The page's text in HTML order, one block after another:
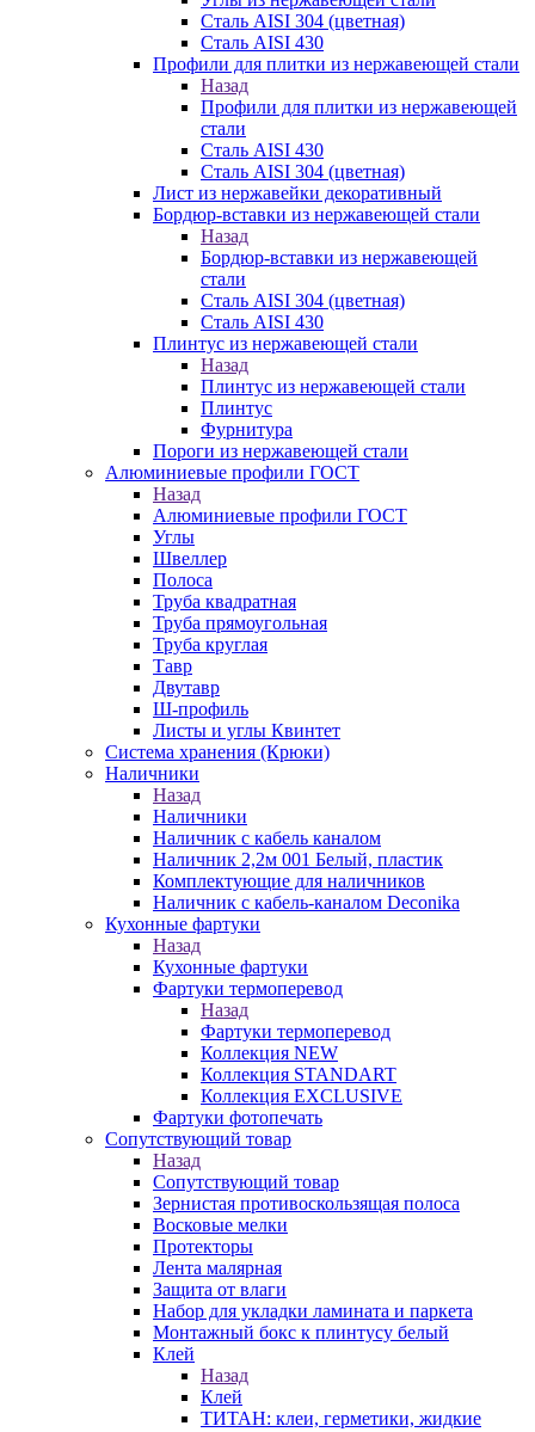
Сталь AISI 304 (цветная)
Сталь AISI 430
Профили для плитки из нержавеющей стали
Назад
Профили для плитки из нержавеющей
стали
Сталь AISI 430
Сталь AISI 304 (цветная)
Лист из нержавейки декоративный
Бордюр-вставки из нержавеющей стали
Назад
Бордюр-вставки из нержавеющей
стали
Сталь AISI 304 (цветная)
Сталь AISI 430
Плинтус из нержавеющей стали
Назад
Плинтус из нержавеющей стали
Плинтус
Фурнитура
Пороги из нержавеющей стали
Алюминиевые профили ГОСТ
Назад
Алюминиевые профили ГОСТ
Углы
Швеллер
Полоса
Труба квадратная
Труба прямоугольная
Труба круглая
Тавр
Двутавр
Ш-профиль
Листы и углы Квинтет
Система хранения (Крюки)
Наличники
Назад
Наличники
Наличник с кабель каналом
Наличник 2,2м 001 Белый, пластик
Комплектующие для наличников
Наличник с кабель-каналом Deconika
Кухонные фартуки
Назад
Кухонные фартуки
Фартуки термоперевод
Назад
Фартуки термоперевод
Коллекция NEW
Коллекция STANDART
Коллекция EXCLUSIVE
Фартуки фотопечать
Сопутствующий товар
Назад
Сопутствующий товар
Зернистая противоскользящая полоса
Восковые мелки
Протекторы
Лента малярная
Защита от влаги
Набор для укладки ламината и паркета
Монтажный бокс к плинтусу белый
Клей
Назад
Клей
ТИТАН: клеи, герметики, жидкие